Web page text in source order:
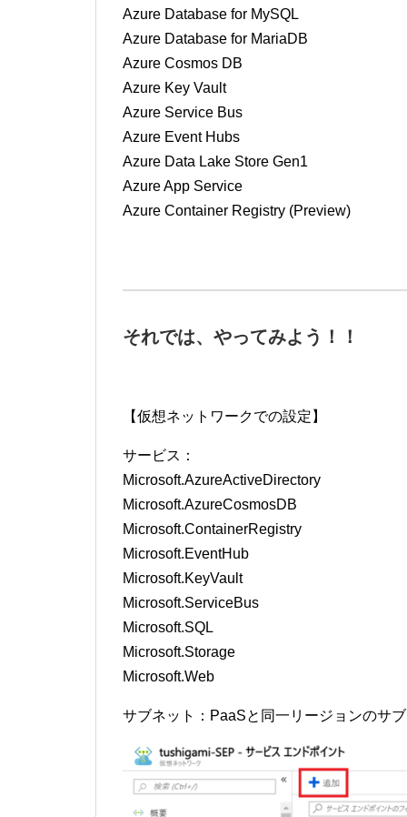
Azure Database for MySQL
Azure Database for MariaDB
Azure Cosmos DB
Azure Key Vault
Azure Service Bus
Azure Event Hubs
Azure Data Lake Store Gen1
Azure App Service
Azure Container Registry (Preview)
それでは、やってみよう！！
【仮想ネットワークでの設定】
サービス：
Microsoft.AzureActiveDirectory
Microsoft.AzureCosmosDB
Microsoft.ContainerRegistry
Microsoft.EventHub
Microsoft.KeyVault
Microsoft.ServiceBus
Microsoft.SQL
Microsoft.Storage
Microsoft.Web
サブネット：PaaSと同一リージョンのサ